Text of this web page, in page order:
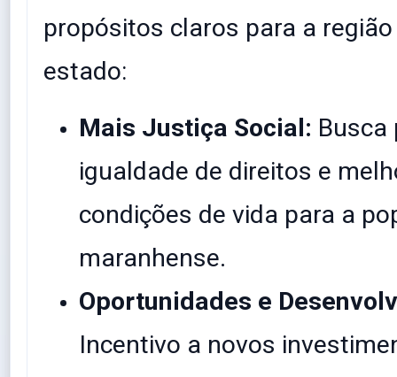
propósitos claros para a
estado:
Mais Justiça Social: Busca
igualdade de direitos e
condições de vida para a
maranhense.
Oportunidades e
Incentivo a novos